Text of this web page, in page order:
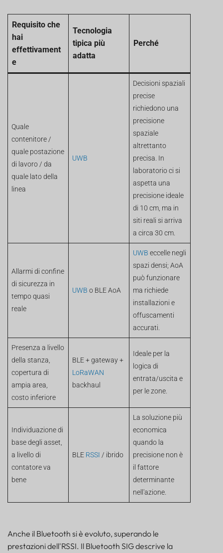
Requisito che
hai
effettivament
e
Tecnologia
tipica più
adatta
Perché
Quale
contenitore /
quale postazione
di lavoro / da
quale lato della
linea
UWB
Decisioni spaziali
precise
richiedono una
precisione
spaziale
altrettanto
precisa. In
laboratorio ci si
aspetta una
precisione ideale
di 10 cm, ma in
siti reali si arriva
a circa 30 cm.
Allarmi di confine
di sicurezza in
tempo quasi
reale
UWB o BLE AoA
UWB eccelle negli
spazi densi; AoA
può funzionare
ma richiede
installazioni e
offuscamenti
accurati.
Presenza a livello
della stanza,
copertura di
ampia area,
costo inferiore
BLE + gateway +
LoRaWAN
backhaul
Ideale per la
logica di
entrata/uscita e
per le zone.
Individuazione di
base degli asset,
a livello di
contatore va
bene
BLE RSSI / ibrido
La soluzione più
economica
quando la
precisione non è
il fattore
determinante
nell'azione.
Anche il Bluetooth si è evoluto, superando le
prestazioni dell'RSSI. Il Bluetooth SIG descrive la